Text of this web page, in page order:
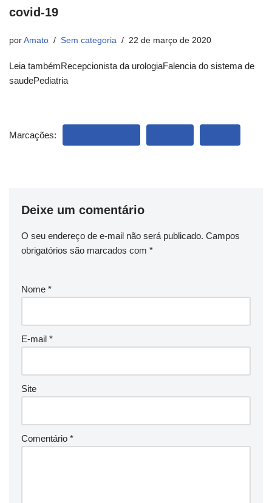
covid-19
por Amato Sem categoria 22 de março de 2020
Leia tambémRecepcionista da urologiaFalencia do sistema de
saudePediatria
Marcações:
Deixe um comentário
O seu endereço de e-mail não será publicado. Campos
obrigatórios são marcados com *
Nome *
E-mail *
Site
Comentário *